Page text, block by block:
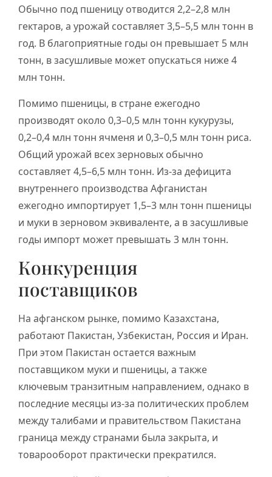
Обычно под пшеницу отводится 2,2–2,8 млн
гектаров, а урожай составляет 3,5–5,5 млн тонн в
год. В благоприятные годы он превышает 5 млн
тонн, в засушливые может опускаться ниже 4
млн тонн.
Помимо пшеницы, в стране ежегодно
производят около 0,3–0,5 млн тонн кукурузы,
0,2–0,4 млн тонн ячменя и 0,3–0,5 млн тонн риса.
Общий урожай всех зерновых обычно
составляет 4,5–6,5 млн тонн. Из-за дефицита
внутреннего производства Афганистан
ежегодно импортирует 1,5–3 млн тонн пшеницы
и муки в зерновом эквиваленте, а в засушливые
годы импорт может превышать 3 млн тонн.
Конкуренция
поставщиков
На афганском рынке, помимо Казахстана,
работают Пакистан, Узбекистан, Россия и Иран.
При этом Пакистан остается важным
поставщиком муки и пшеницы, а также
ключевым транзитным направлением, однако в
последние месяцы из-за политических проблем
между талибами и правительством Пакистана
граница между странами была закрыта, и
товарооборот практически прекратился.